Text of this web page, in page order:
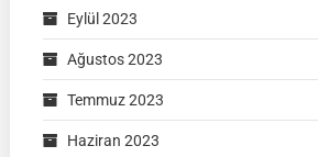
Eylül 2023
Ağustos 2023
Temmuz 2023
Haziran 2023